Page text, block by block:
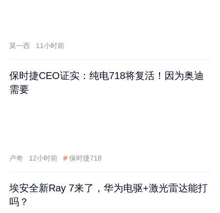
莫一西 11小时前
保时捷CEO证实：纯电718将复活！因为奥迪
需要
卢奇 12小时前 # 保时捷718
埃安全新Ray 7来了，华为电驱+激光雷达能打
吗？